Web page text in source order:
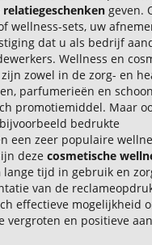
relatiegeschenken geven.
wellness-sets, uw
dat u als bedrijf
Wellness en
zowel in de zorg- en
parfumerieën en
promotiemiddel. Maar
bedrukte
een zeer populaire
deze cosmetische
lange tijd in gebruik en
van de
effectieve mogelijkheid
vergroten en positieve